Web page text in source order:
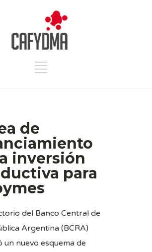
de
inversión
para
del Banco Central de
Argentina (BCRA)
nuevo esquema de